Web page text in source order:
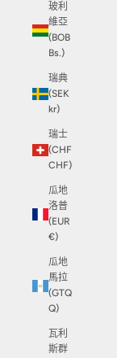
玻利
維亞
(BOB
Bs.)
瑞典
(SEK
kr)
瑞士
(CHF
CHF)
瓜地
洛普
(EUR
€)
瓜地
馬拉
(GTQ
Q)
瓦利
斯群